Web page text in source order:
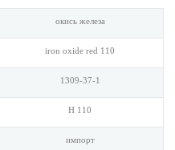
окись железа
iron oxide red 110
1309-37-1
H 110
импорт